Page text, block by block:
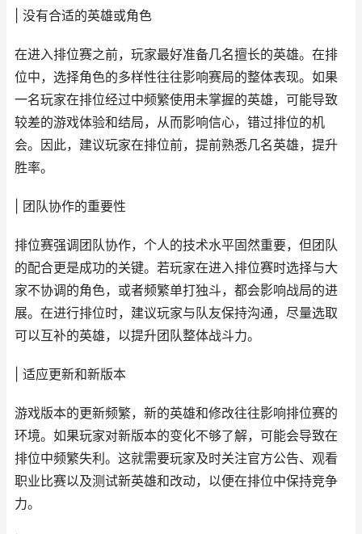
| 没有合适的英雄或角色
在进入排位赛之前，玩家最好准备几名擅长的英雄。在排
位中，选择角色的多样性往往影响赛局的整体表现。如果
一名玩家在排位经过中频繁使用未掌握的英雄，可能导致
较差的游戏体验和结局，从而影响信心，错过排位的机
会。因此，建议玩家在排位前，提前熟悉几名英雄，提升
胜率。
| 团队协作的重要性
排位赛强调团队协作，个人的技术水平固然重要，但团队
的配合更是成功的关键。若玩家在进入排位赛时选择与大
家不协调的角色，或者频繁单打独斗，都会影响战局的进
展。在进行排位时，建议玩家与队友保持沟通，尽量选取
可以互补的英雄，以提升团队整体战斗力。
| 适应更新和新版本
游戏版本的更新频繁，新的英雄和修改往往影响排位赛的
环境。如果玩家对新版本的变化不够了解，可能会导致在
排位中频繁失利。这就需要玩家及时关注官方公告、观看
职业比赛以及测试新英雄和改动，以便在排位中保持竞争
力。